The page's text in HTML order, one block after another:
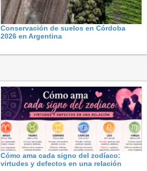
Conservación de suelos en Córdoba
2026 en Argentina
Cómo ama cada signo del zodíaco:
virtudes y defectos en una relación